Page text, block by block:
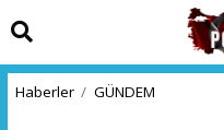
Haberler GÜNDEM